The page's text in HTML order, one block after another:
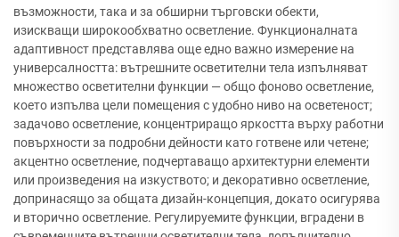
възможности, така и за обширни търговски обекти,
изискващи широкообхватно осветление. Функционалната
адаптивност представлява още едно важно измерение на
универсалността: вътрешните осветителни тела изпълняват
множество осветителни функции — общо фоново осветление,
което изпълва цели помещения с удобно ниво на осветеност;
задачово осветление, концентриращо яркостта върху работни
повърхности за подробни дейности като готвене или четене;
акцентно осветление, подчертаващо архитектурни елементи
или произведения на изкуството; и декоративно осветление,
допринасящо за общата дизайн-концепция, докато осигурява
и вторично осветление. Регулируемите функции, вградени в